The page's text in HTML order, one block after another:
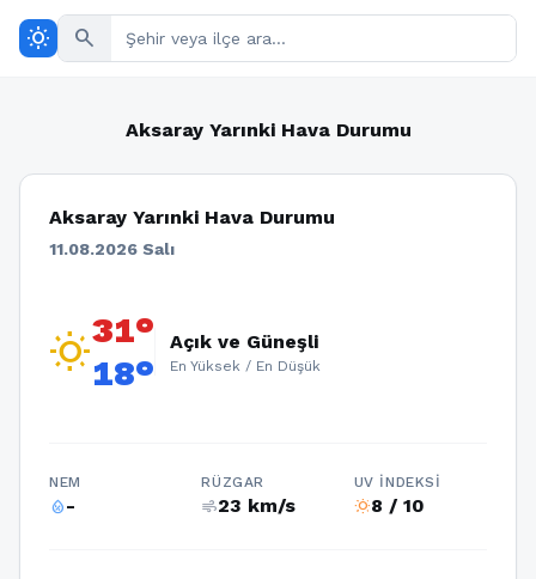
wb_sunny search
Aksaray Yarınki Hava Durumu
Aksaray Yarınki Hava Durumu
11.08.2026 Salı
wb_sunny31°
18°
Açık ve Güneşli
En Yüksek / En Düşük
NEM
humidity_percentage-
RÜZGAR
air23 km/s
UV İNDEKSI
wb_sunny8 / 10